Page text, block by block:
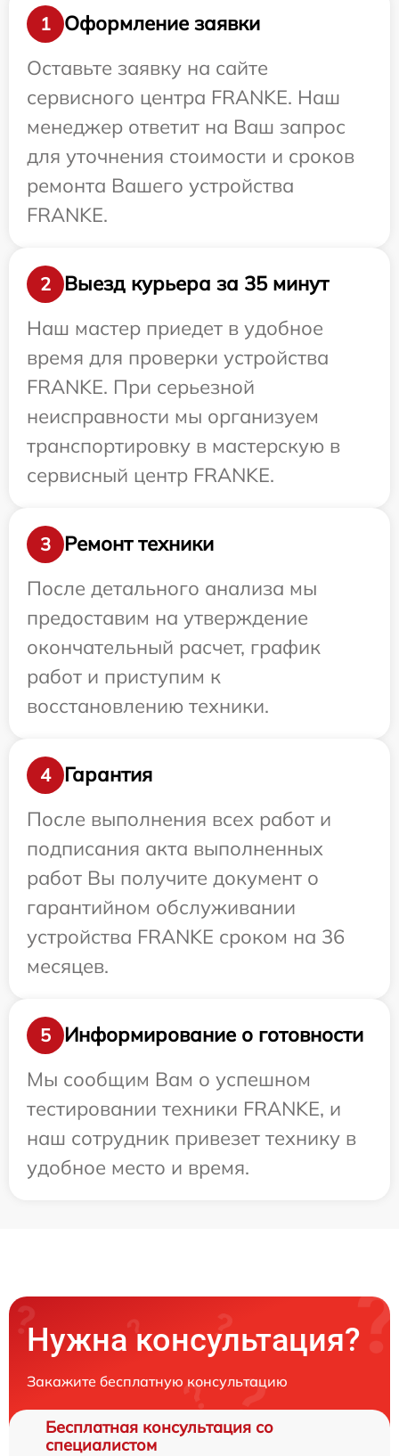
1
Оформление заявки
Оставьте заявку на сайте
сервисного центра FRANKE. Наш
менеджер ответит на Ваш запрос
для уточнения стоимости и сроков
ремонта Вашего устройства
FRANKE.
2
Выезд курьера за 35 минут
Наш мастер приедет в удобное
время для проверки устройства
FRANKE. При серьезной
неисправности мы организуем
транспортировку в мастерскую в
сервисный центр FRANKE.
3
Ремонт техники
После детального анализа мы
предоставим на утверждение
окончательный расчет, график
работ и приступим к
восстановлению техники.
4
Гарантия
После выполнения всех работ и
подписания акта выполненных
работ Вы получите документ о
гарантийном обслуживании
устройства FRANKE сроком на 36
месяцев.
5
Информирование о готовности
Мы сообщим Вам о успешном
тестировании техники FRANKE, и
наш сотрудник привезет технику в
удобное место и время.
Нужна консультация?
Закажите бесплатную консультацию
Бесплатная консультация со
специалистом